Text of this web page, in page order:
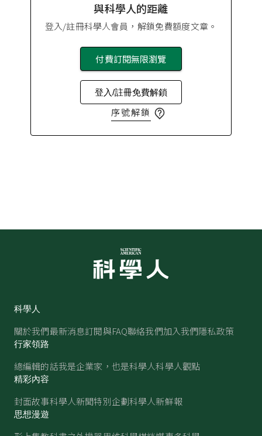
與科學人的距離
登入/註冊科學人會員，解鎖免費額度文章。
付費訂閱無限瀏覽
登入/註冊免費解鎖
序號解鎖
科學人
關於我們最新消息訂閱與FAQ聯絡我們加入我們隱私政策
行家領路
總編輯的話我是企業家，也是科學人科學人觀點
精彩內容
封面故事科學人新聞特別企劃科學人新鮮報
思想漫遊